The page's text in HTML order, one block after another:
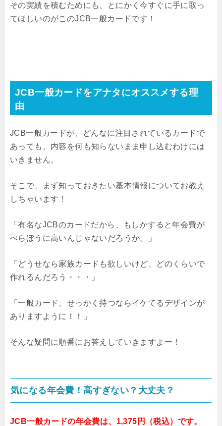
その実績を積むためにも、とにかく今すぐに手に取っ
てほしいのがこのJCB一般カードです！
JCB一般カードをアナタにオススメする理
由
JCB一般カードが、どんなに注目されているカードで
あっても、内容を何も知らないまま申し込むわけには
いきません。
そこで、まず知っておきたい基本情報についてお教え
しちゃいます！
「有名なJCBのカードだから、もしかすると年会費が
べらぼうに高いんじゃないだろうか。」
「どうせなら家族カードも欲しいけど、どのくらいで
作れるんだろう・・・」
「一般カード、せっかく持つならイケてるデザインが
ありますように！！」
そんな疑問に順番にお答えしていきますよー！
気になる年会費！高すぎない？大丈夫？
JCB一般カードの年会費は、1,375円（税込）です。